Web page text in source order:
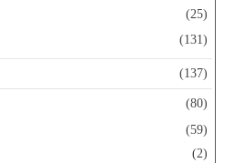
(25)
(131)
(137)
(80)
(59)
(2)